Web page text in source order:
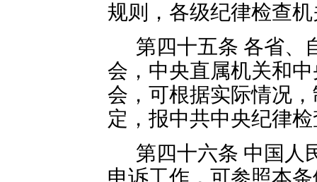
规则，各级纪律检查
第四十五条 各省、
会，中央直属机关和
会，可根据实际情况
定，报中共中央纪律
第四十六条 中国人
申诉工作，可参照本